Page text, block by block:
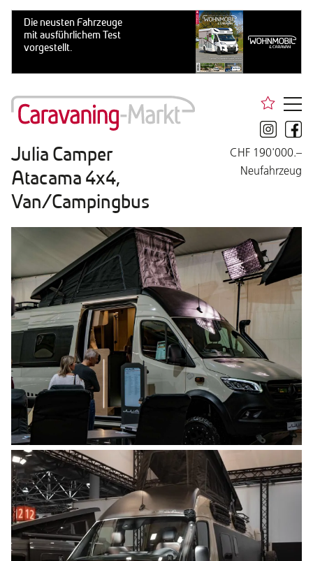
Julia Camper
Atacama 4x4,
Van/Campingbus
CHF 190'000.–
Neufahrzeug